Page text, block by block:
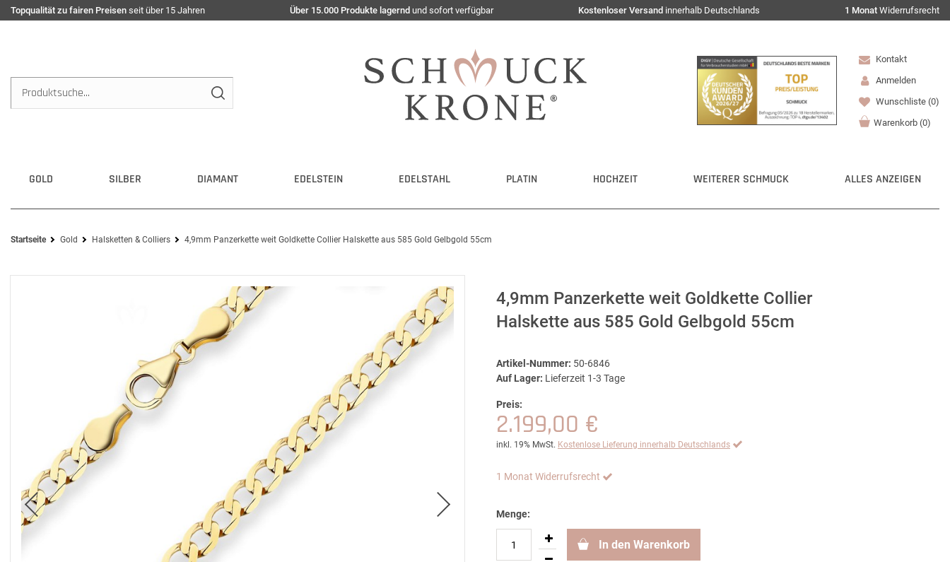
Topqualität zu fairen Preisen seit über 15 Jahren Über 15.000 Produkte lagernd und sofort verfügbar Kostenloser Versand innerhalb Deutschlands 1 Monat Widerrufsrecht
Kontakt
Anmelden
Wunschliste (0)
Warenkorb (0)
GOLD SILBER DIAMANT EDELSTEIN EDELSTAHL PLATIN HOCHZEIT WEITERER SCHMUCK ALLES ANZEIGEN
Startseite Gold Halsketten & Colliers 4,9mm Panzerkette weit Goldkette Collier Halskette aus 585 Gold Gelbgold 55cm
4,9mm Panzerkette weit Goldkette Collier
Halskette aus 585 Gold Gelbgold 55cm
Artikel-Nummer: 50-6846
Auf Lager: Lieferzeit 1-3 Tage
Preis:
2.199,00 €
inkl. 19% MwSt. Kostenlose Lieferung innerhalb Deutschlands
1 Monat Widerrufsrecht
Menge:
In den Warenkorb